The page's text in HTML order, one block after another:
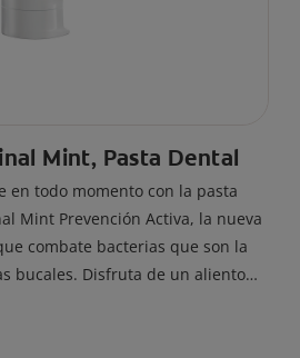
Mint, Pasta Dental
en todo momento con la pasta
Mint Prevención Activa, la nueva
combate bacterias que son la
bucales. Disfruta de un aliento
de la pasta de dientes